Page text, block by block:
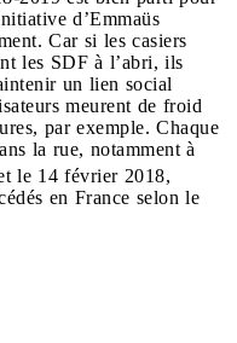
d’Emmaüs
Car si les casiers
les SDF à l’abri, ils
un lien social
meurent de froid
par exemple. Chaque
la rue, notamment à
le 14 février 2018,
en France selon le